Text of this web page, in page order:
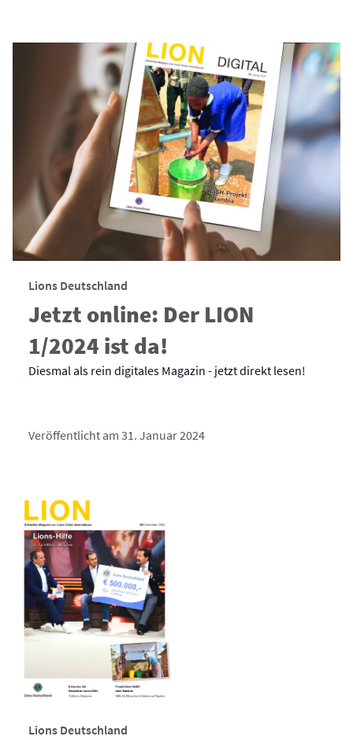
Lions Deutschland
Jetzt online: Der LION
1/2024 ist da!
Diesmal als rein digitales Magazin - jetzt direkt lesen!
Veröffentlicht am 31. Januar 2024
Lions Deutschland